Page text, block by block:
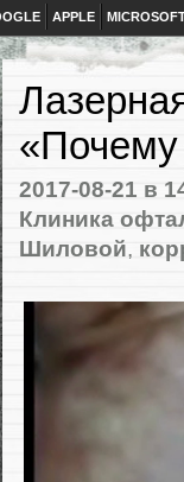
APPLE
2017-08-21 в
Клиника
Шиловой,